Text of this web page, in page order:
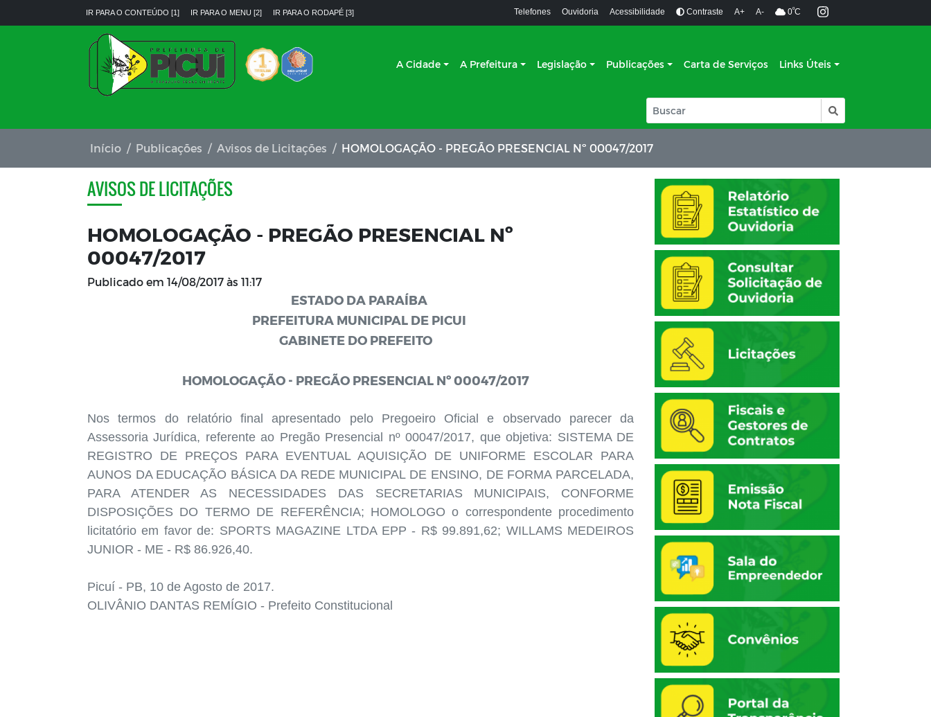
IR PARA O CONTEÚDO [1] IR PARA O MENU [2] IR PARA O RODAPÉ [3] Telefones Ouvidoria Acessibilidade Contraste A+ A- 0ºC
A Cidade A Prefeitura Legislação Publicações Carta de Serviços Links Úteis
Início Publicações Avisos de Licitações HOMOLOGAÇÃO - PREGÃO PRESENCIAL Nº 00047/2017
AVISOS DE LICITAÇÕES
HOMOLOGAÇÃO - PREGÃO PRESENCIAL Nº
00047/2017
Publicado em 14/08/2017 às 11:17
ESTADO DA PARAÍBA
PREFEITURA MUNICIPAL DE PICUI
GABINETE DO PREFEITO
HOMOLOGAÇÃO - PREGÃO PRESENCIAL Nº 00047/2017
Nos termos do relatório final apresentado pelo Pregoeiro Oficial e observado parecer da
Assessoria Jurídica, referente ao Pregão Presencial nº 00047/2017, que objetiva: SISTEMA DE
REGISTRO DE PREÇOS PARA EVENTUAL AQUISIÇÃO DE UNIFORME ESCOLAR PARA
AUNOS DA EDUCAÇÃO BÁSICA DA REDE MUNICIPAL DE ENSINO, DE FORMA PARCELADA,
PARA ATENDER AS NECESSIDADES DAS SECRETARIAS MUNICIPAIS, CONFORME
DISPOSIÇÕES DO TERMO DE REFERÊNCIA; HOMOLOGO o correspondente procedimento
licitatório em favor de: SPORTS MAGAZINE LTDA EPP - R$ 99.891,62; WILLAMS MEDEIROS
JUNIOR - ME - R$ 86.926,40.
Picuí - PB, 10 de Agosto de 2017.
OLIVÂNIO DANTAS REMÍGIO - Prefeito Constitucional